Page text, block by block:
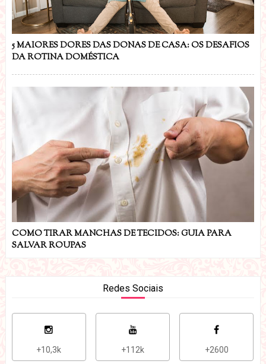
5 MAIORES DORES DAS DONAS DE CASA: OS DESAFIOS
DA ROTINA DOMÉSTICA
COMO TIRAR MANCHAS DE TECIDOS: GUIA PARA
SALVAR ROUPAS
Redes Sociais
+10,3k +112k +2600